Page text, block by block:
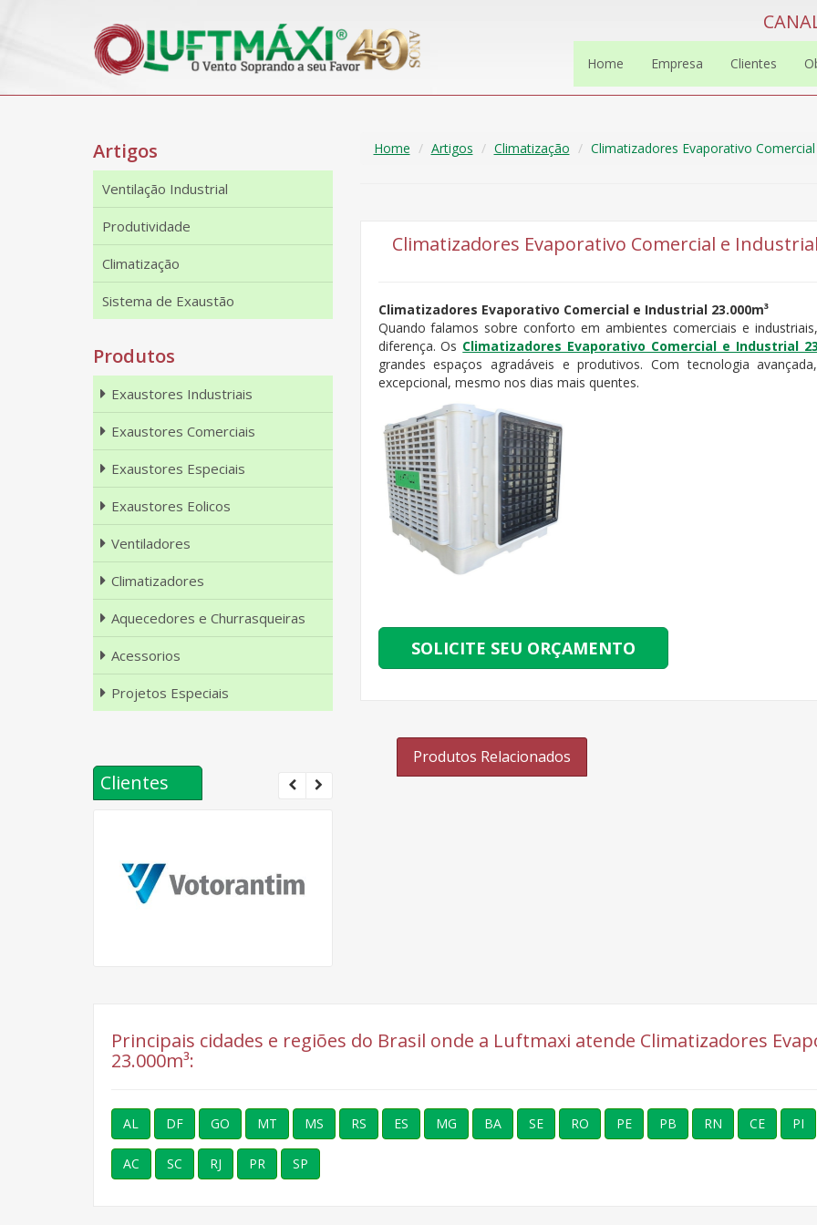
Home Empresa Clientes
Home Artigos Climatização Climatizadores Evaporativo
Climatizadores Evaporativo Comercial e
Climatizadores Evaporativo Comercial e Industrial 23.000m³
Quando falamos sobre conforto em ambientes comerciais e
diferença. Os Climatizadores Evaporativo Comercial e Industrial
grandes espaços agradáveis e produtivos. Com tecnologia
excepcional, mesmo nos dias mais quentes.
SOLICITE SEU ORÇAMENTO
Produtos Relacionados
Artigos
Ventilação Industrial
Produtividade
Climatização
Sistema de Exaustão
Produtos
Exaustores Industriais
Exaustores Comerciais
Exaustores Especiais
Exaustores Eolicos
Ventiladores
Climatizadores
Aquecedores e Churrasqueiras
Acessorios
Projetos Especiais
Clientes
Principais cidades e regiões do Brasil onde a Luftmaxi atende Climatizadores
23.000m³:
AL DF GO MT MS RS ES MG BA SE RO PE PB RN CE PI
AC SC RJ PR SP